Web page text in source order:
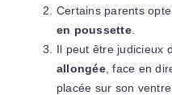
Certains parents
en poussette.
Il peut être judicieux
allongée, face en
placée sur son ventre.